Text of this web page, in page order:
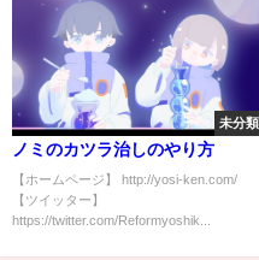
未分類
ノミのカツラ治しのやり方
【ホームページ】 http://yosi-ken.com/
【ツイッター】
https://twitter.com/Reformyoshik...